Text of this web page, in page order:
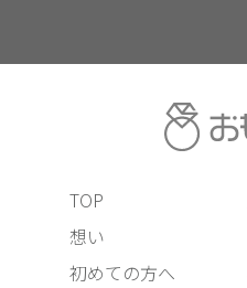
TOP
想い
初めての方へ